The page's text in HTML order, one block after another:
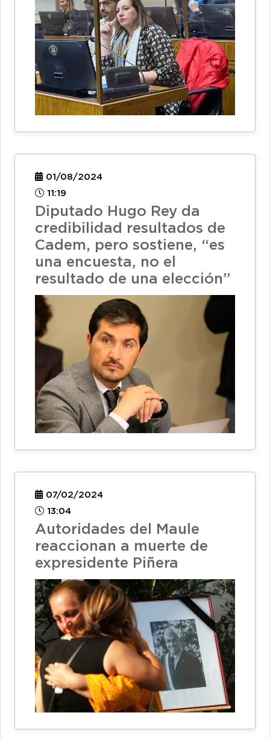
01/08/2024
11:19
Diputado Hugo Rey da
credibilidad resultados de
Cadem, pero sostiene, “es
una encuesta, no el
resultado de una elección”
07/02/2024
13:04
Autoridades del Maule
reaccionan a muerte de
expresidente Piñera